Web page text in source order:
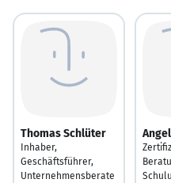
Thomas Schlüter
Inhaber,
Geschäftsführer,
Unternehmensberate